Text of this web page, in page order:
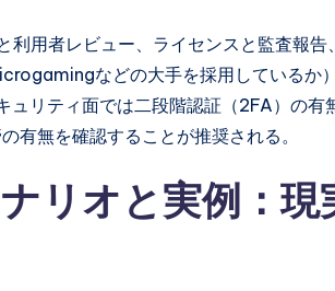
用者レビュー、ライセンスと監査報告
などの大手を採用しているか）
リティ面では二段階認証（2FA）の有
有無を確認することが推奨される。
リオと実例：現